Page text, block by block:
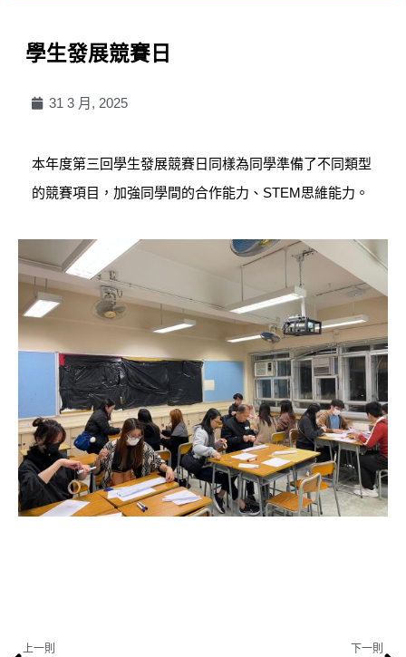
學生發展競賽日
31 3 月, 2025
本年度第三回學生發展競賽日同樣為同學準備了不同類型
的競賽項目，加強同學間的合作能力、STEM思維能力。
上一則 下一則